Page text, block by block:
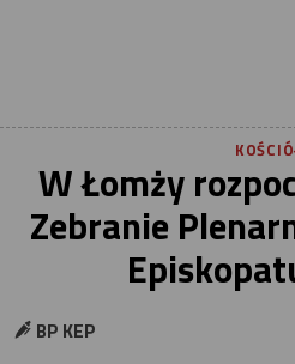
W Łomży
Zebranie
BP KEP